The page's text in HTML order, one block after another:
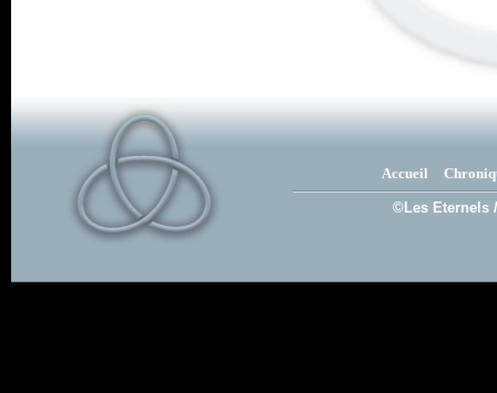
Accueil
©Les Eternels